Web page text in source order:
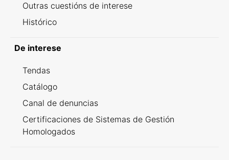
Outras cuestións de interese
Histórico
De interese
Tendas
Catálogo
Canal de denuncias
Certificaciones de Sistemas de Gestión
Homologados